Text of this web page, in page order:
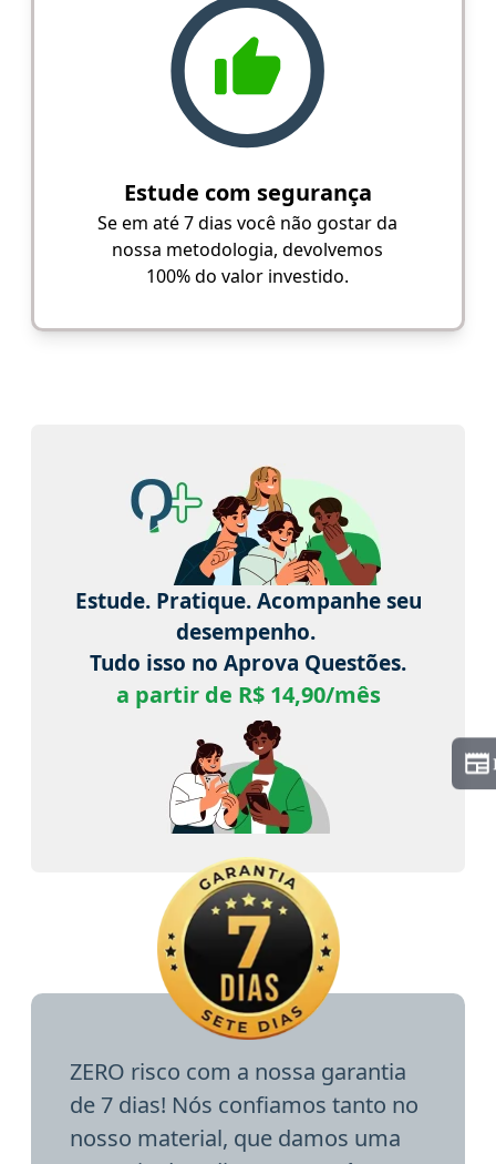
Estude com segurança
Se em até 7 dias você não gostar da
nossa metodologia, devolvemos
100% do valor investido.
Estude. Pratique. Acompanhe seu
desempenho.
Tudo isso no Aprova Questões.
a partir de R$ 14,90/mês
ZERO risco com a nossa garantia
de 7 dias! Nós confiamos tanto no
nosso material, que damos uma